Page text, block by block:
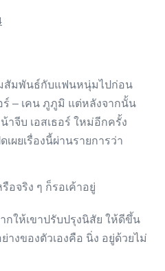
สัมพันธ์กับแฟนหนุ่มไปก่อน
ร์ – เคน ภูภูมิ แต่หลังจากนั้น
จีบ เอสเธอร์ ใหม่อีกครั้ง
เผยเรื่องนี้ผ่านรายการว่า
อจริง ๆ ก็รอเค้าอยู่
กให้เขาปรับปรุงนิสัย ให้ดีขึ้น
างของตัวเองคือ นิ่ง อยู่ด้วยไม่